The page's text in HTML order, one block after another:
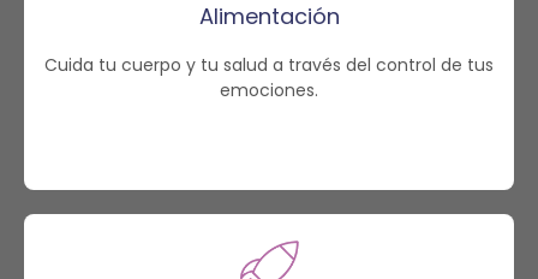
Alimentación
Cuida tu cuerpo y tu salud a través del control de tus
emociones.